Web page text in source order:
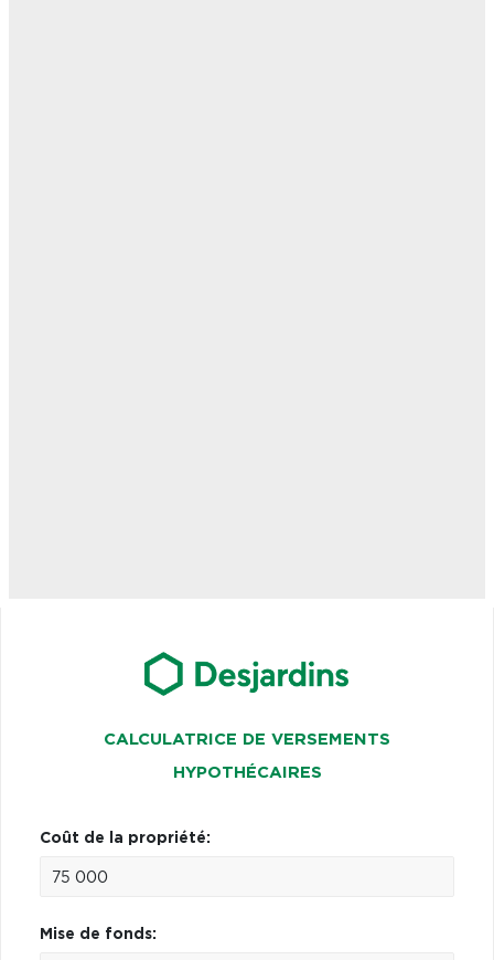
CALCULATRICE DE VERSEMENTS
HYPOTHÉCAIRES
Coût de la propriété:
Mise de fonds: